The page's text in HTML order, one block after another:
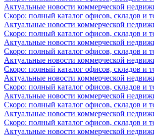
Актуальные новости коммерческой
Скоро: полный каталог офисов, складов и
Актуальные новости коммерческой
Скоро: полный каталог офисов, складов и
Актуальные новости коммерческой
Скоро: полный каталог офисов, складов и
Актуальные новости коммерческой
Скоро: полный каталог офисов, складов и
Актуальные новости коммерческой
Скоро: полный каталог офисов, складов и
Актуальные новости коммерческой
Скоро: полный каталог офисов, складов и
Актуальные новости коммерческой
Скоро: полный каталог офисов, складов и
Актуальные новости коммерческой